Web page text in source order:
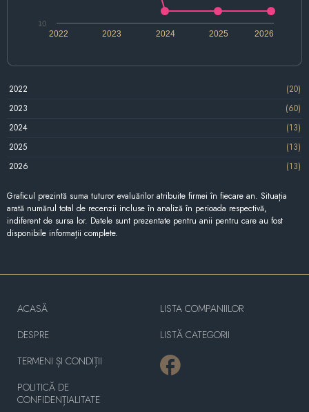
2022 2024 2026
2023 2025
10
2022
(20)
2023
(60)
2024
(13)
2025
(13)
2026
(13)
Graficul prezintă suma tuturor evaluărilor atribuite firmei în fiecare an. Situația
arată numărul total de recenzii incluse în analiză în perioada respectivă,
indiferent de sursa lor. Datele sunt prezentate pentru anii pentru care au fost
disponibile informații complete.
ACASĂ
DESPRE
TERMENI ȘI CONDIȚII
POLITICĂ DE
CONFIDENȚIALITATE
LISTA COMPANIILOR
LISTĂ CATEGORII